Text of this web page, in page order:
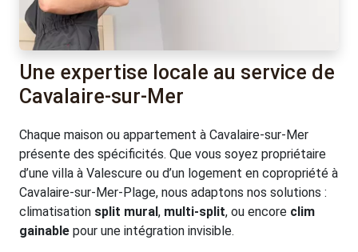
Une expertise locale au service de
Cavalaire-sur-Mer
Chaque maison ou appartement à Cavalaire-sur-Mer
présente des spécificités. Que vous soyez propriétaire
d’une villa à Valescure ou d’un logement en copropriété à
Cavalaire-sur-Mer-Plage, nous adaptons nos solutions :
climatisation split mural, multi-split, ou encore clim
gainable pour une intégration invisible.